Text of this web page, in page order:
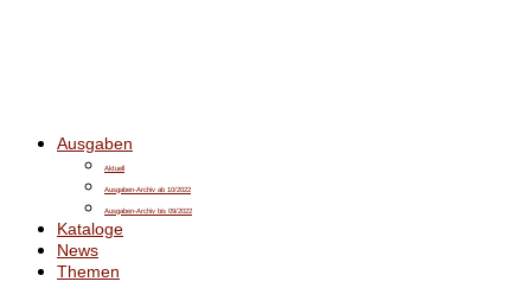
Ausgaben
Aktuell
Ausgaben-Archiv ab 10/2022
Ausgaben-Archiv bis 09/2022
Kataloge
News
Themen